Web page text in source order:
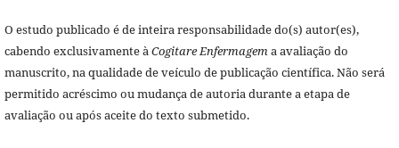
O estudo publicado é de inteira responsabilidade do(s) autor(es),
cabendo exclusivamente àCogitare Enfermagema avaliação do
manuscrito, na qualidade de veículo de publicação científica. Não será
permitido acréscimo ou mudança de autoria durante a etapa de
avaliação ou após aceite do texto submetido.